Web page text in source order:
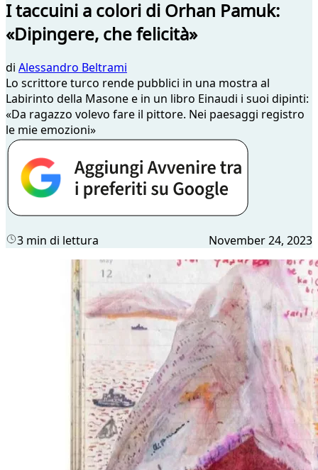
I taccuini a colori di Orhan Pamuk:
«Dipingere, che felicità»
di Alessandro Beltrami
Lo scrittore turco rende pubblici in una mostra al
Labirinto della Masone e in un libro Einaudi i suoi dipinti:
«Da ragazzo volevo fare il pittore. Nei paesaggi registro
le mie emozioni»
3 min di lettura November 24, 2023